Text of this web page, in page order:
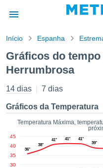
da
por
que as
a este
das
opções:
Início Espanha
Gráficos do tempo
Herrumbrosa
14 dias 7 dias
Gráficos da Temperatura
Temperatura Máxima,
30
35
40
45
36°
38°
41° 41°
41°
39°